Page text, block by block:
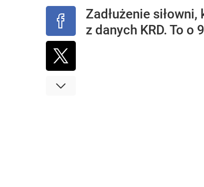
Zadłużenie
z danych KRD. To